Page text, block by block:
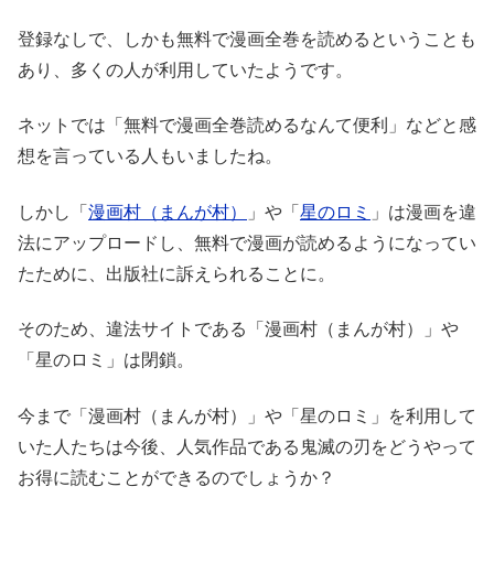
登録なしで、しかも無料で漫画全巻を読めるということも
あり、多くの人が利用していたようです。
ネットでは「無料で漫画全巻読めるなんて便利」などと感
想を言っている人もいましたね。
しかし「 漫画村（まんが村） 」や「 星のロミ
」は漫画を違
法にアップロードし、無料で漫画が読めるようになってい
たために、出版社に訴えられることに。
そのため、違法サイトである「漫画村（まんが村）」や
「星のロミ」は閉鎖。
今まで「漫画村（まんが村）」や「星のロミ」を利用して
いた人たちは今後、人気作品である鬼滅の刃をどうやって
お得に読むことができるのでしょうか？